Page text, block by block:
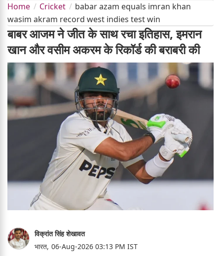
Home Cricket
babar azam equals imran khan
wasim akram record west indies test win
बाबर आजम ने जीत के साथ रचा इतिहास, इमरान
खान और वसीम अकरम के रिकॉर्ड की बराबरी की
विक्रांत सिंह शेखावत
भारत, 06-Aug-2026 03:13 PM IST